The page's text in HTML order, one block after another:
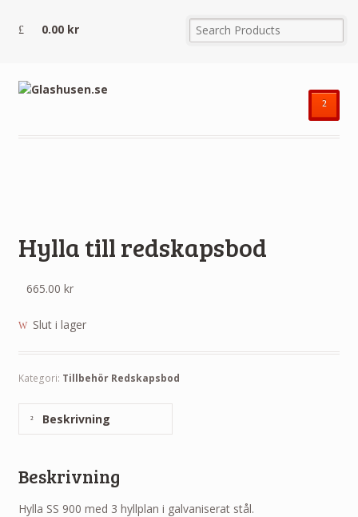
0.00 kr
²
Hylla till redskapsbod
665.00 kr
Slut i lager
Kategori: Tillbehör Redskapsbod
Beskrivning
Beskrivning
Hylla SS 900 med 3 hyllplan i galvaniserat stål.